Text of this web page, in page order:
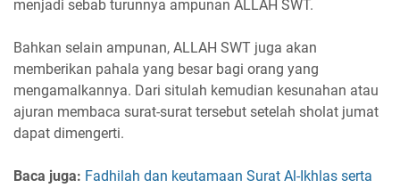
menjadi sebab turunnya ampunan ALLAH SWT.
Bahkan selain ampunan, ALLAH SWT juga akan
memberikan pahala yang besar bagi orang yang
mengamalkannya. Dari situlah kemudian kesunahan atau
ajuran membaca surat-surat tersebut setelah sholat jumat
dapat dimengerti.
Baca juga: Fadhilah dan keutamaan Surat Al-Ikhlas serta